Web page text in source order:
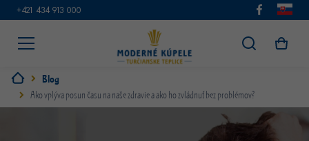
+421 434 913 000
Blog
Ako vplýva posun času na naše zdravie a ako ho zvládnuť bez problémov?